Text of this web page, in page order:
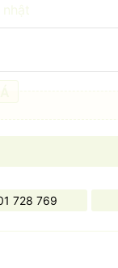
728 769